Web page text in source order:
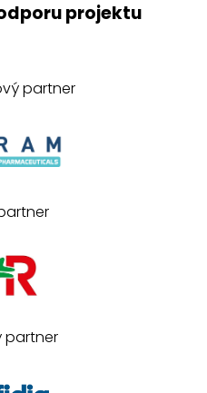
projektu
partner
partner